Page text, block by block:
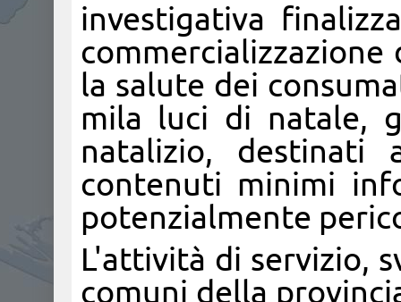
investigativa
la salute dei
mila luci di natale,
natalizio, destinati
contenuti minimi
potenzialmente
L'attività di servizio,
comuni della